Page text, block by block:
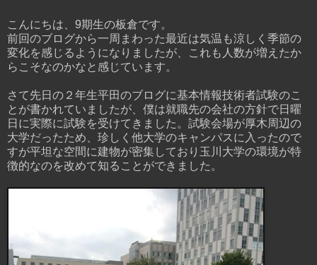
こんにちは、9期生の板倉です。
前回のブログから一周まわった最近は気温も涼しく季節の
変化を感じるようになりましたが、これも人数が増えたか
らこそなのかなと感じています。
さて先日の２年生平田のブログに基本情報技術者試験のこ
とが書かれていましたが、僕は就職先の会社の方針で日曜
日に実際に試験を受けてきました。試験会場が厚木周辺の
大学だったため、珍しく他大学のキャンパスに入ったので
すが平坦な空間に建物が密集しており玉川大学の環境が特
徴的なのを改めて知ることができました。